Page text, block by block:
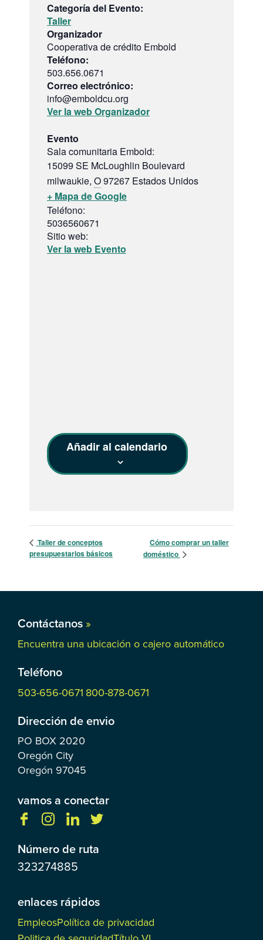
Categoría del Evento:
Taller
Organizador
Cooperativa de crédito Embold
Teléfono:
503.656.0671
Correo electrónico:
info@emboldcu.org
Ver la web Organizador
Evento
Sala comunitaria Embold:
15099 SE McLoughlin Boulevard
milwaukie, O97267 Estados Unidos
+ Mapa de Google
Teléfono:
5036560671
Sitio web:
Ver la web Evento
Añadir al calendario
Taller de conceptos
presupuestarios básicos
Cómo comprar un taller
doméstico
Contáctanos »
Encuentra una ubicación o cajero automático
Teléfono
503-656-0671 800-878-0671
Dirección de envio
PO BOX 2020
Oregón City
Oregón 97045
vamos a conectar
Número de ruta
323274885
enlaces rápidos
EmpleosPolítica de privacidad